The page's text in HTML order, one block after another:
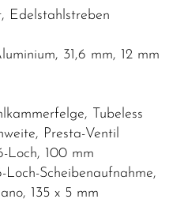
Edelstahlstreben
31,6 mm, 12 mm
Tubeless
Presta-Ventil
Loch, 100 mm
Scheibenaufnahme,
135 x 5 mm